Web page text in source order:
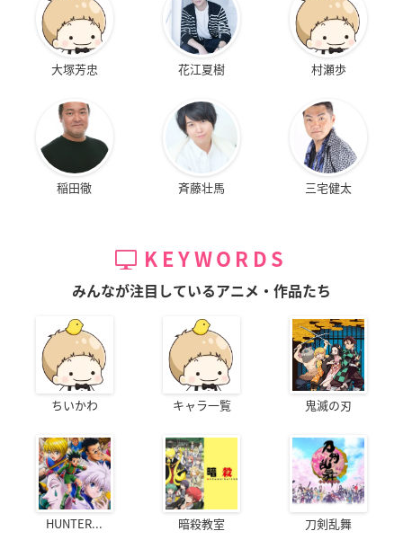
大塚芳忠 花江夏樹 村瀬歩
稲田徹 斉藤壮馬 三宅健太
KEYWORDS
みんなが注目しているアニメ・作品たち
ちいかわ キャラ一覧 鬼滅の刃
HUNTER... 暗殺教室 刀剣乱舞